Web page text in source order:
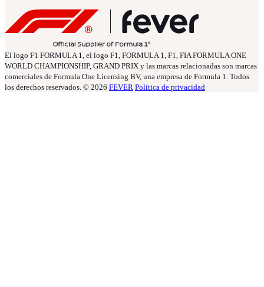
El logo F1 FORMULA 1, el logo F1, FORMULA 1, F1, FIA FORMULA ONE
WORLD CHAMPIONSHIP, GRAND PRIX y las marcas relacionadas son marcas
comerciales de Formula One Licensing BV, una empresa de Formula 1. Todos
los derechos reservados. © 2026 FEVER Política de privacidad